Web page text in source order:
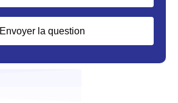
Envoyer la question